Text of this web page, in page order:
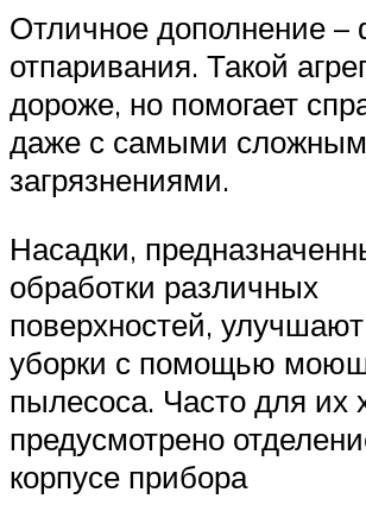
Отличное дополнение –
отпаривания. Такой
дороже, но помогает
даже с самыми
загрязнениями.
Насадки,
обработки различных
поверхностей,
уборки с помощью
пылесоса. Часто для их
предусмотрено
корпусе прибора